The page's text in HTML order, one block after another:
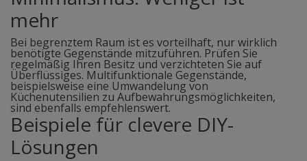
mehr
Bei begrenztem Raum ist es vorteilhaft, nur wirklich
benötigte Gegenstände mitzuführen. Prüfen Sie
regelmäßig Ihren Besitz und verzichteten Sie auf
Überflüssiges. Multifunktionale Gegenstände,
beispielsweise eine Umwandelung von
Küchenutensilien zu Aufbewahrungsmöglichkeiten,
sind ebenfalls empfehlenswert.
Beispiele für clevere DIY-
Lösungen